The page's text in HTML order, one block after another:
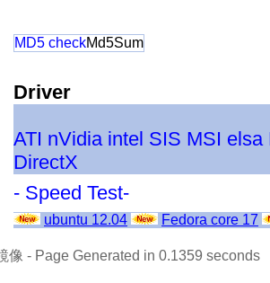
MD5 checkMd5Sum
Driver
ATI nVidia intel SIS MSI elsa
DirectX
- Speed Test-
ubuntu 12.04 Fedora core 17
像 - Page Generated in 0.1359 seconds